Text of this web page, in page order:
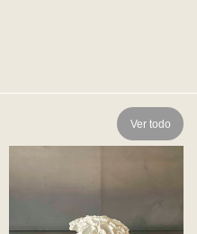
Ver todo